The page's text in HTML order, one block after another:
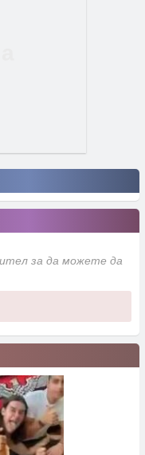
за да можете да